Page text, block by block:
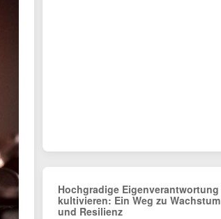
Hochgradige Eigenverantwortung
kultivieren: Ein Weg zu Wachstum
und Resilienz